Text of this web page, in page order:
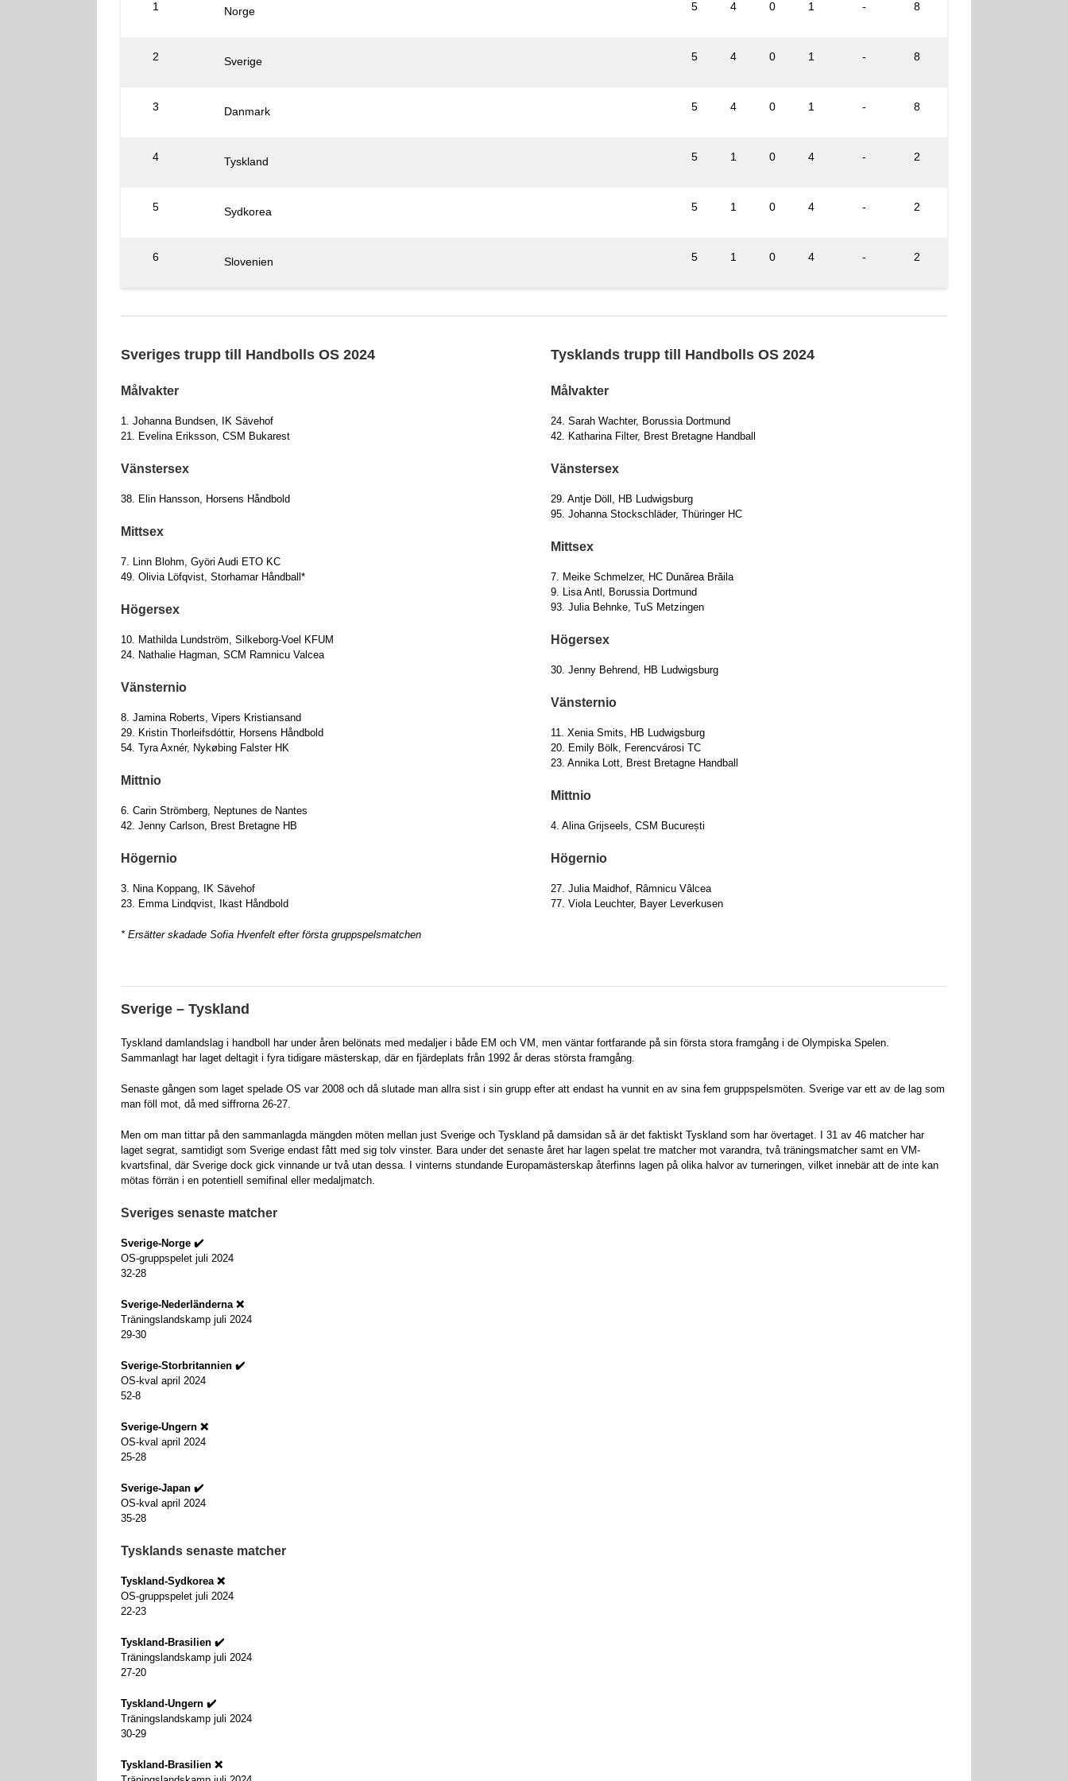
1 Norge 5 4 0 1 - 8
2 Sverige 5 4 0 1 - 8
3 Danmark 5 4 0 1 - 8
4 Tyskland 5 1 0 4 - 2
5 Sydkorea 5 1 0 4 - 2
6 Slovenien 5 1 0 4 - 2
Sveriges trupp till Handbolls OS 2024
Målvakter
1. Johanna Bundsen, IK Sävehof
21. Evelina Eriksson, CSM Bukarest
Vänstersex
38. Elin Hansson, Horsens Håndbold
Mittsex
7. Linn Blohm, Györi Audi ETO KC
49. Olivia Löfqvist, Storhamar Håndball*
Högersex
10. Mathilda Lundström, Silkeborg-Voel KFUM
24. Nathalie Hagman, SCM Ramnicu Valcea
Vänsternio
8. Jamina Roberts, Vipers Kristiansand
29. Kristin Thorleifsdóttir, Horsens Håndbold
54. Tyra Axnér, Nykøbing Falster HK
Mittnio
6. Carin Strömberg, Neptunes de Nantes
42. Jenny Carlson, Brest Bretagne HB
Högernio
3. Nina Koppang, IK Sävehof
23. Emma Lindqvist, Ikast Håndbold
* Ersätter skadade Sofia Hvenfelt efter första gruppspelsmatchen
Tysklands trupp till Handbolls OS 2024
Målvakter
24. Sarah Wachter, Borussia Dortmund
42. Katharina Filter, Brest Bretagne Handball
Vänstersex
29. Antje Döll, HB Ludwigsburg
95. Johanna Stockschläder, Thüringer HC
Mittsex
7. Meike Schmelzer, HC Dunărea Brăila
9. Lisa Antl, Borussia Dortmund
93. Julia Behnke, TuS Metzingen
Högersex
30. Jenny Behrend, HB Ludwigsburg
Vänsternio
11. Xenia Smits, HB Ludwigsburg
20. Emily Bölk, Ferencvárosi TC
23. Annika Lott, Brest Bretagne Handball
Mittnio
4. Alina Grijseels, CSM București
Högernio
27. Julia Maidhof, Râmnicu Vâlcea
77. Viola Leuchter, Bayer Leverkusen
Sverige – Tyskland
Tyskland damlandslag i handboll har under åren belönats med medaljer i både EM och VM, men väntar fortfarande på sin första stora framgång i de Olympiska Spelen.
Sammanlagt har laget deltagit i fyra tidigare mästerskap, där en fjärdeplats från 1992 år deras största framgång.
Senaste gången som laget spelade OS var 2008 och då slutade man allra sist i sin grupp efter att endast ha vunnit en av sina fem gruppspelsmöten. Sverige var ett av de lag som
man föll mot, då med siffrorna 26-27.
Men om man tittar på den sammanlagda mängden möten mellan just Sverige och Tyskland på damsidan så är det faktiskt Tyskland som har övertaget. I 31 av 46 matcher har
laget segrat, samtidigt som Sverige endast fått med sig tolv vinster. Bara under det senaste året har lagen spelat tre matcher mot varandra, två träningsmatcher samt en VM-
kvartsfinal, där Sverige dock gick vinnande ur två utan dessa. I vinterns stundande Europamästerskap återfinns lagen på olika halvor av turneringen, vilket innebär att de inte kan
mötas förrän i en potentiell semifinal eller medaljmatch.
Sveriges senaste matcher
Sverige-Norge✔️
OS-gruppspelet juli 2024
32-28
Sverige-Nederländerna ❌
Träningslandskamp juli 2024
29-30
Sverige-Storbritannien ✔️
OS-kval april 2024
52-8
Sverige-Ungern ❌
OS-kval april 2024
25-28
Sverige-Japan ✔️
OS-kval april 2024
35-28
Tysklands senaste matcher
Tyskland-Sydkorea❌
OS-gruppspelet juli 2024
22-23
Tyskland-Brasilien ✔️
Träningslandskamp juli 2024
27-20
Tyskland-Ungern ✔️
Träningslandskamp juli 2024
30-29
Tyskland-Brasilien ❌